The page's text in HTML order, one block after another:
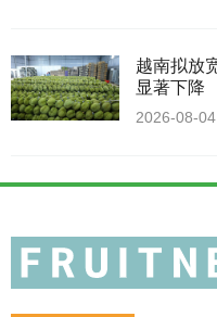
越南拟放宽榴
显著下降
2026-08-04